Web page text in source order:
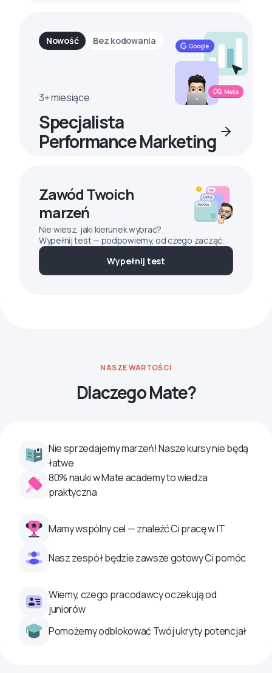
Nowość Bez kodowania
3+ miesiące
Specjalista
Performance Marketing
Zawód Twoich
marzeń
Nie wiesz, jaki kierunek wybrać?
Wypełnij test — podpowiemy, od czego zacząć.
Wypełnij test
NASZE WARTOŚCI
Dlaczego Mate?
Nie sprzedajemy marzeń! Nasze kursy nie będą
łatwe
80% nauki w Mate academy to wiedza
praktyczna
Mamy wspólny cel — znaleźć Ci pracę w IT
Nasz zespół będzie zawsze gotowy Ci pomóc
Wiemy, czego pracodawcy oczekują od
juniorów
Pomożemy odblokować Twój ukryty potencjał